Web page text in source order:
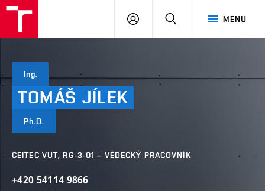
MENU
PŘIHLÁSIT
Ing.
TOMÁŠ JÍLEK
Ph.D.
CEITEC VUT, RG-3-01 – VĚDECKÝ PRACOVNÍK
+420 54114 9866